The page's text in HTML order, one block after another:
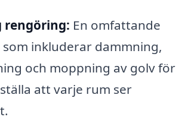
rengöring: En omfattande
inkluderar dammning,
och moppning av golv för
att varje rum ser